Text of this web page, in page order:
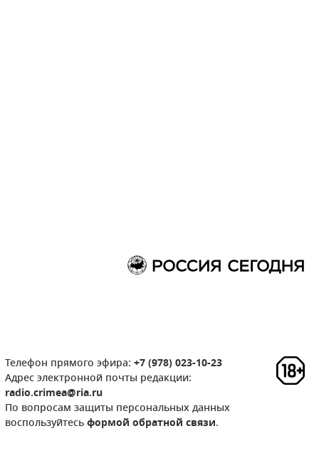
Телефон прямого эфира: +7 (978) 023-10-23
Адрес электронной почты редакции:
radio.crimea@ria.ru
По вопросам защиты персональных данных
воспользуйтесьформой обратной связи.